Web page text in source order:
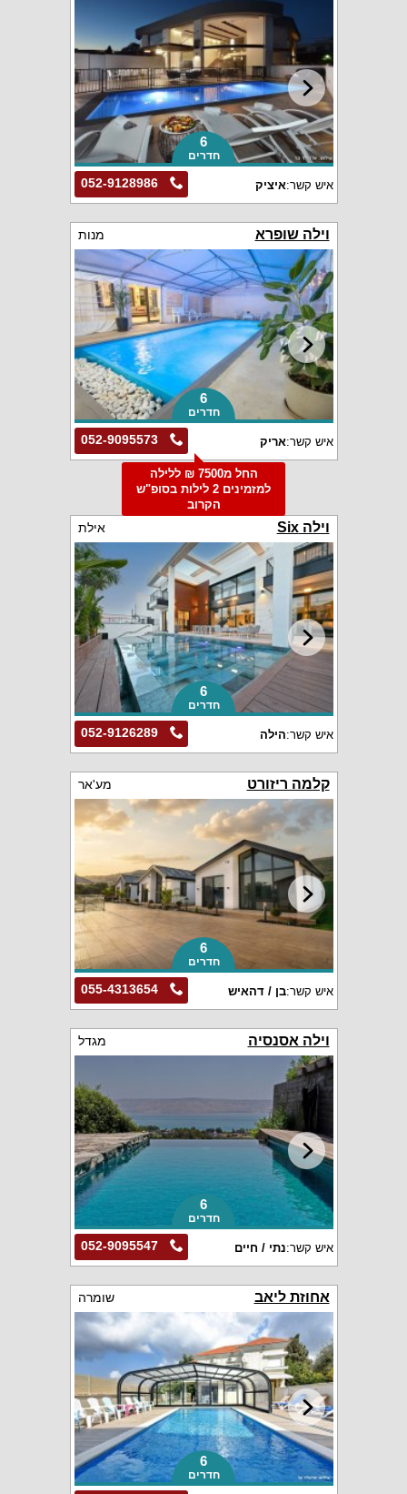
6
חדרים
052-9128986 איש קשר:איציק
וילה שופרא מנות
6
חדרים
052-9095573 איש קשר:אריק
החל מ7500 ₪ ללילה
למזמינים 2 לילות בסופ"ש
הקרוב
וילה Six אילת
6
חדרים
052-9126289 איש קשר:הילה
קלמה ריזורט מע'אר
6
חדרים
055-4313654 איש קשר:בן / דהאיש
וילה אסנסיה מגדל
6
חדרים
052-9095547 איש קשר:נתי / חיים
אחוזת ליאב שומרה
6
חדרים